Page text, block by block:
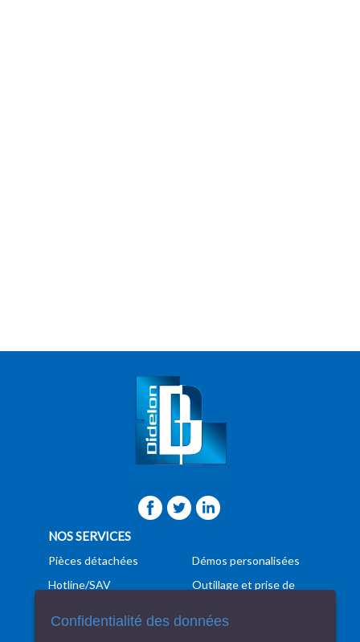
NOS SERVICES
Pièces détachées
Hotline/SAV
Démos personalisées
Outillage et prise de
Programmation
Confidentialité des données